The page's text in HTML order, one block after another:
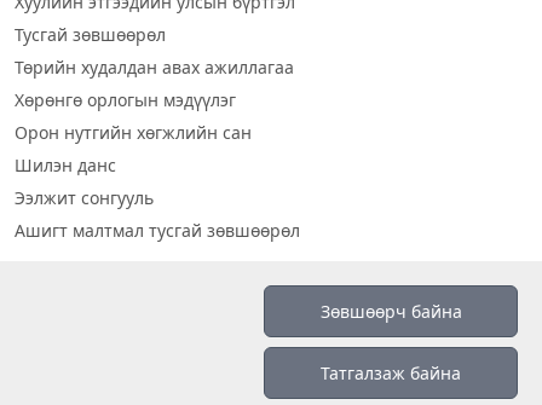
Тусгай зөвшөөрөл
Төрийн худалдан авах ажиллагаа
Хөрөнгө орлогын мэдүүлэг
Орон нутгийн хөгжлийн сан
Шилэн данс
Ээлжит сонгууль
Ашигт малтмал тусгай зөвшөөрөл
Зөвшөөрч байна
Татгалзаж байна